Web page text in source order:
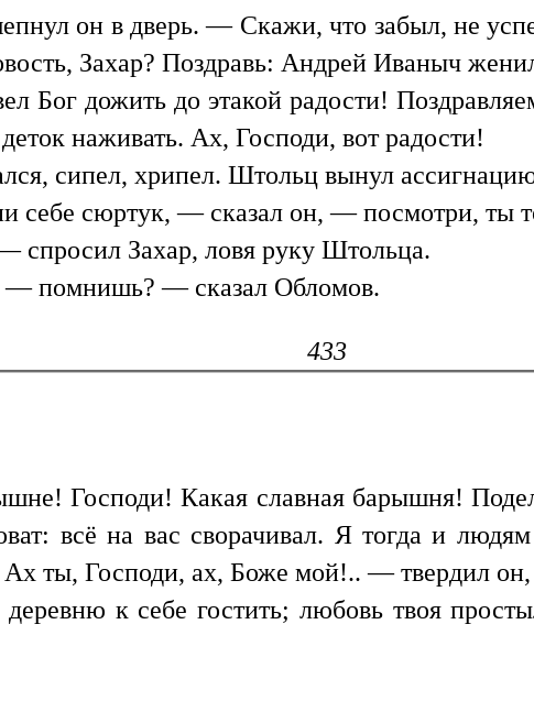
он в дверь. — Скажи, что забыл, не
Захар? Поздравь: Андрей Иваныч
Бог дожить до этакой радости!
наживать. Ах, Господи, вот радости!
сипел, хрипел. Штольц вынул
себе сюртук, — сказал он, — посмотри, ты
Захар, ловя руку Штольца.
помнишь? — сказал Обломов.
433
Господи! Какая славная барышня!
всё на вас сворачивал. Я тогда и
Ах ты, Господи, ах, Боже мой!.. — твердил
к себе гостить; любовь твоя